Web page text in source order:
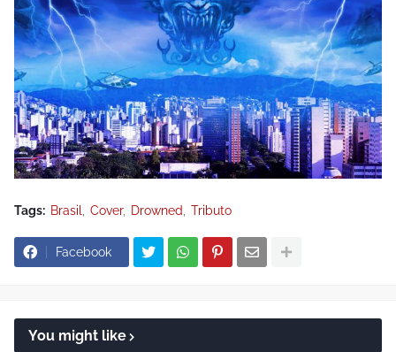
Tags: Brasil Cover Drowned Tributo
Facebook
You might like